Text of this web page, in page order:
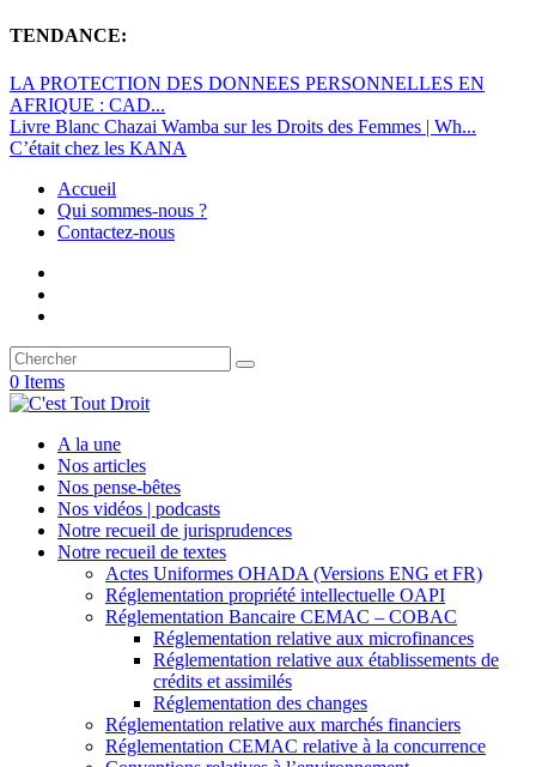
TENDANCE:
LA PROTECTION DES DONNEES PERSONNELLES EN
AFRIQUE : CAD...
Livre Blanc Chazai Wamba sur les Droits des Femmes | Wh...
C’était chez les KANA
Accueil
Qui sommes-nous ?
Contactez-nous
0 Items
A la une
Nos articles
Nos pense-bêtes
Nos vidéos | podcasts
Notre recueil de jurisprudences
Notre recueil de textes
Actes Uniformes OHADA (Versions ENG et FR)
Réglementation propriété intellectuelle OAPI
Réglementation Bancaire CEMAC – COBAC
Réglementation relative aux microfinances
Réglementation relative aux établissements de
crédits et assimilés
Réglementation des changes
Réglementation relative aux marchés financiers
Réglementation CEMAC relative à la concurrence